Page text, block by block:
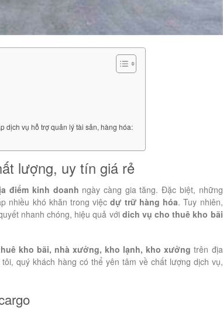
dịch vụ hỗ trợ quản lý tài sản, hàng hóa:
lượng, uy tín giá rẻ
điểm kinh doanh ngày càng gia tăng. Đặc biệt, những
nhiều khó khăn trong việcdự trữ hàng hóa. Tuy nhiên,
nhanh chóng, hiệu quả vớidich vụ cho thuê kho bãi
kho bãi, nhà xưởng, kho lạnh, kho xưởng trên địa
quý khách hàng có thể yên tâm về chất lượng dịch vụ,